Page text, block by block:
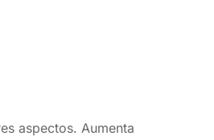
aspectos. Aumenta